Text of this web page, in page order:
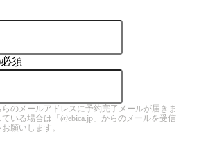
必須
のメールアドレスに予約完了メールが届きま
いる場合は「@ebica.jp」からのメールを受信
願いします。